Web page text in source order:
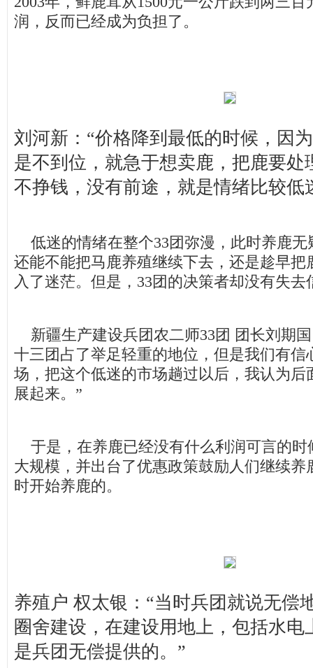
润，反而已经成为负担了。
刘河新：“价格降到最低的时候，因
是不到位，就急于想卖鹿，把鹿要处
不挣钱，没有前途，就是情绪比较低
低迷的情绪在整个33团弥漫，此时养鹿无
还能不能把马鹿养殖继续下去，还是趁早把
入了迷茫。但是，33团的决策者却没有失去
新疆生产建设兵团农二师33团 团长刘期
十三团占了举足轻重的地位，但是我们有信
场，把这个低迷的市场趟过以后，我认为后
展起来。”
于是，在养鹿已经没有什么利润可言的时
大规模，并出台了优惠政策鼓励人们继续养
时开始养鹿的。
养殖户 权太银：“当时兵团就说无偿
圈舍建设，在建设用地上，包括水电
是兵团无偿提供的。”